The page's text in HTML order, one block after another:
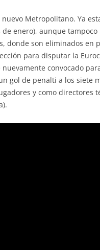
Metropolitano. Ya
enero), aunque
donde son eliminados en
para disputar la
convocado
gol de penalti a los siete
y como directores